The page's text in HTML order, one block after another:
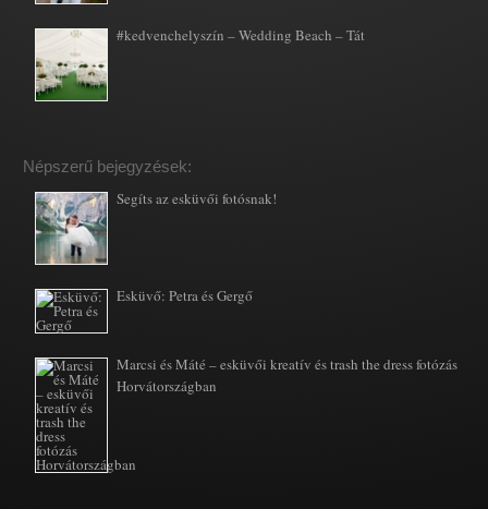
#kedvenchelyszín – Wedding Beach – Tát
Népszerű bejegyzések:
Segíts az esküvői fotósnak!
Esküvő: Petra és Gergő
Marcsi és Máté – esküvői kreatív és trash the dress fotózás
Horvátországban